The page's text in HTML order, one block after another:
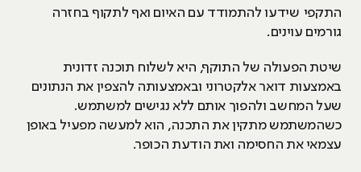
התקפי שידעו להתמודד עם האיום ואף לתקוף בחזרה
גורמים עוינים.
שיטת הפעולה של התוקף, היא לשלוח תוכנה זדונית
באמצעות דואר אלקטרוני ובאמצעותה להצפין את הנתונים
שעל המחשב ולהפוך אותם ללא נגישים למשתמש.
כשהמשתמש מתקין את התכנה, הוא למעשה מפעיל באופן
עצמאי את החסימה ואת הודעת הכופר.